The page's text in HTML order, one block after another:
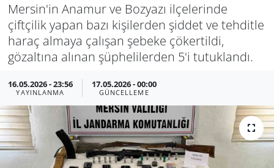
Mersin'in Anamur ve Bozyazı ilçelerinde
çiftçilik yapan bazı kişilerden şiddet ve tehditle
haraç almaya çalışan şebeke çökertildi,
gözaltına alınan şüphelilerden 5'i tutuklandı.
16.05.2026 - 23:56
YAYINLANMA
17.05.2026 - 00:00
GÜNCELLEME